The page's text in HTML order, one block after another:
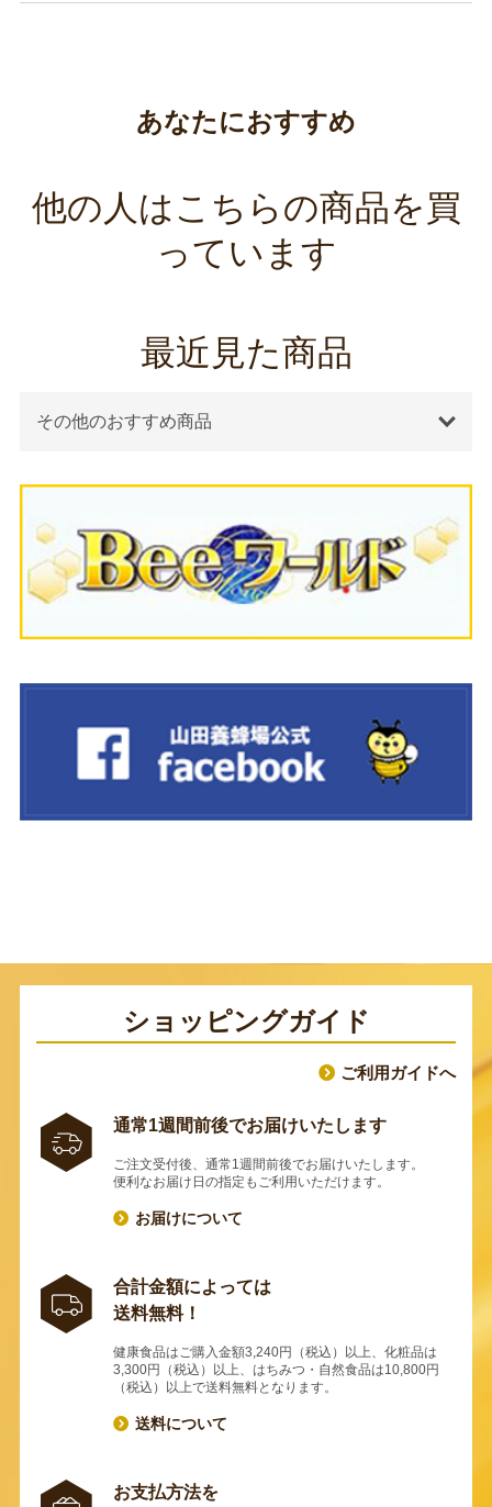
あなたにおすすめ
他の人はこちらの商品を買
っています
最近見た商品
その他のおすすめ商品
ショッピングガイド
ご利用ガイドへ
通常1週間前後でお届けいたします
ご注文受付後、通常1週間前後でお届けいたします。
便利なお届け日の指定もご利用いただけます。
お届けについて
合計金額によっては
送料無料！
健康食品はご購入金額3,240円（税込）以上、化粧品は
3,300円（税込）以上、はちみつ・自然食品は10,800円
（税込）以上で送料無料となります。
送料について
お支払方法を